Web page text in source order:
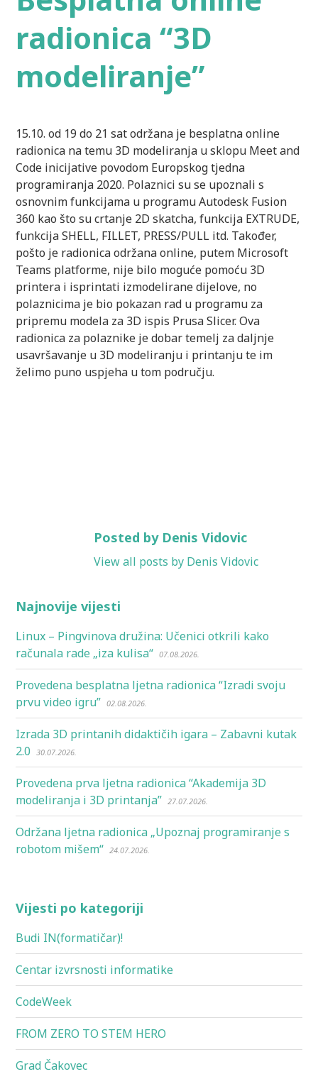
radionica “3D
modeliranje”
15.10. od 19 do 21 sat održana je besplatna online
radionica na temu 3D modeliranja u sklopu Meet and
Code inicijative povodom Europskog tjedna
programiranja 2020. Polaznici su se upoznali s
osnovnim funkcijama u programu Autodesk Fusion
360 kao što su crtanje 2D skatcha, funkcija EXTRUDE,
funkcija SHELL, FILLET, PRESS/PULL itd. Također,
pošto je radionica održana online, putem Microsoft
Teams platforme, nije bilo moguće pomoću 3D
printera i isprintati izmodelirane dijelove, no
polaznicima je bio pokazan rad u programu za
pripremu modela za 3D ispis Prusa Slicer. Ova
radionica za polaznike je dobar temelj za daljnje
usavršavanje u 3D modeliranju i printanju te im
želimo puno uspjeha u tom području.
Posted by Denis Vidovic
View all posts by Denis Vidovic
Najnovije vijesti
Linux – Pingvinova družina: Učenici otkrili kako
računala rade „iza kulisa“ 07.08.2026.
Provedena besplatna ljetna radionica “Izradi svoju
prvu video igru” 02.08.2026.
Izrada 3D printanih didaktičih igara – Zabavni kutak
2.0
30.07.2026.
Provedena prva ljetna radionica “Akademija 3D
modeliranja i 3D printanja” 27.07.2026.
Održana ljetna radionica „Upoznaj programiranje s
robotom mišem“ 24.07.2026.
Vijesti po kategoriji
Budi IN(formatičar)!
Centar izvrsnosti informatike
CodeWeek
FROM ZERO TO STEM HERO
Grad Čakovec